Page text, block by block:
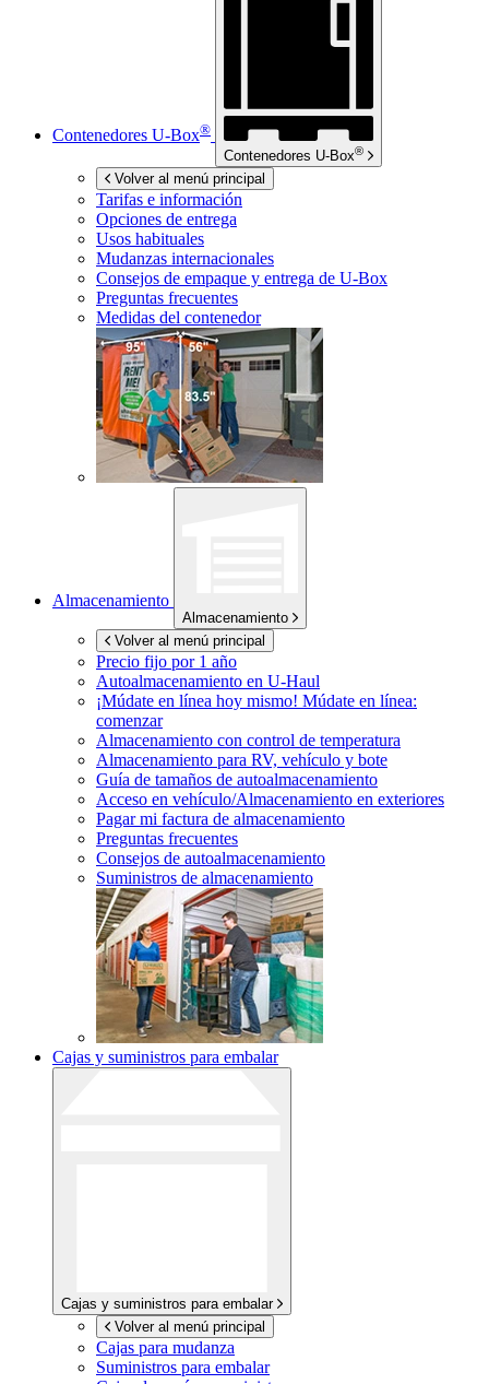
Contenedores U-Box®
Contenedores U-Box®
Volver al menú principal
Tarifas e información
Opciones de entrega
Usos habituales
Mudanzas internacionales
Consejos de empaque y entrega de U-Box
Preguntas frecuentes
Medidas del contenedor
Almacenamiento
Almacenamiento
Volver al menú principal
Precio fijo por 1 año
Autoalmacenamiento en U-Haul
¡Múdate en línea hoy mismo! Múdate en línea:
comenzar
Almacenamiento con control de temperatura
Almacenamiento para RV, vehículo y bote
Guía de tamaños de autoalmacenamiento
Acceso en vehículo/Almacenamiento en exteriores
Pagar mi factura de almacenamiento
Preguntas frecuentes
Consejos de autoalmacenamiento
Suministros de almacenamiento
Cajas y suministros para embalar
Cajas y suministros para embalar
Volver al menú principal
Cajas para mudanza
Suministros para embalar